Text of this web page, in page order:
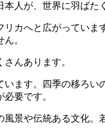
人が、世界に羽ばた
カへと広がっていま
。
んあります。
ます。四季の移ろい
要です。
景や伝統ある文化。